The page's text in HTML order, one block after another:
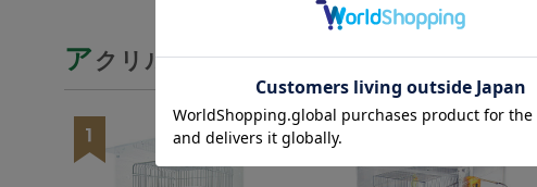
ア クリルケージケースのランキング